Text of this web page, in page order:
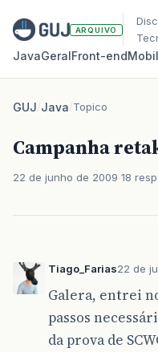
ARQUIVO
JavaGeralFront‑end
GUJ/Java/Topico
Campanha
22 de junho de 2009 18
Tiago_Farias22 de
Galera, entrei
passos
da prova de